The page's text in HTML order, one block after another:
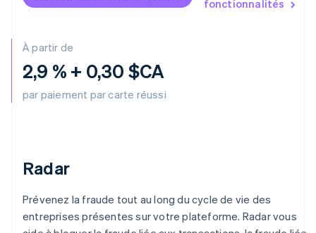
fonctionnalités
À partir de
2,9 % + 0,30 $CA
par paiement par carte réussi
Radar
Prévenez la fraude tout au long du cycle de vie des
entreprises présentes sur votre plateforme. Radar vous
English
Irlande
English
Italie
ItalianoEnglish
Liechtenstein
Lituanie
English
Luxembourg